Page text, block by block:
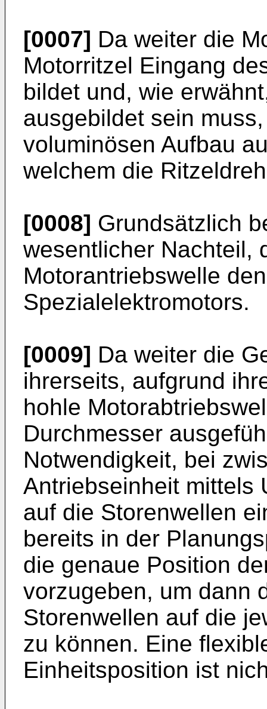
[0007] Da weiter die
Motorritzel Eingang
bildet und, wie
ausgebildet sein
voluminösen Aufbau
welchem die
[0008] Grundsätzlich
wesentlicher Nachteil,
Motorantriebswelle
Spezialelektromotors.
[0009] Da weiter die
ihrerseits, aufgrund
hohle
Durchmesser
Notwendigkeit, bei
Antriebseinheit mittels
auf die Storenwellen
bereits in der
die genaue Position
vorzugeben, um dann
Storenwellen auf die
zu können. Eine
Einheitsposition ist